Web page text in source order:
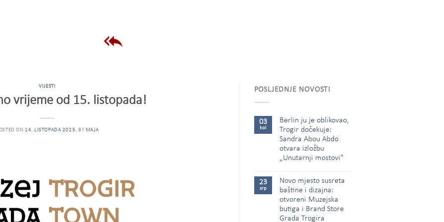
VIJESTI
vrijeme od 15. listopada!
ON 14. LISTOPADA 2025. BY MAJA
POSLJEDNJE NOVOSTI
03
kol
Berlin ju je oblikovao,
Trogir dočekuje:
Sandra Abou Abdo
otvara izložbu
„Unutarnji mostovi”
23
srp
Novo mjesto susreta
baštine i dizajna:
otvoreni Muzejska
butiga i Brand Store
Grada Trogira